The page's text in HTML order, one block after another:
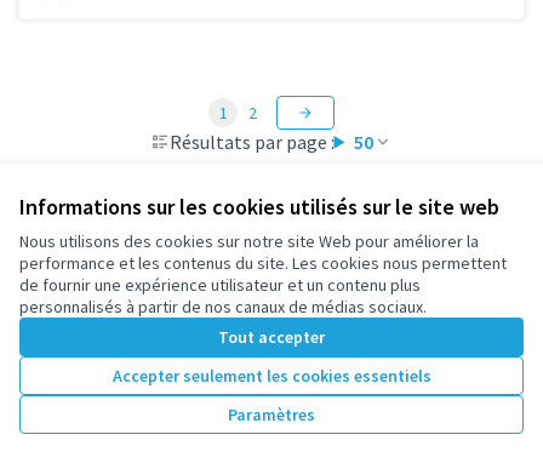
Informations sur les cookies utilisés sur le site web
Nous utilisons des cookies sur notre site Web pour améliorer la
performance et les contenus du site. Les cookies nous permettent
de fournir une expérience utilisateur et un contenu plus
personnalisés à partir de nos canaux de médias sociaux.
Tout accepter
Accepter seulement les cookies essentiels
Paramètres
Résultats par page : 50
1 2
Voir toutes les propositions retirées
Conditions d'utilisation
participez.nanterre.fr sur X
(Lien externe)
participez.nanterre.fr sur Facebook
participez.nanterre.fr sur Instagram
participez.nanterre.fr sur YouTube
(Lien externe)
participez.nanterre.fr sur GitHub
(Lien externe)